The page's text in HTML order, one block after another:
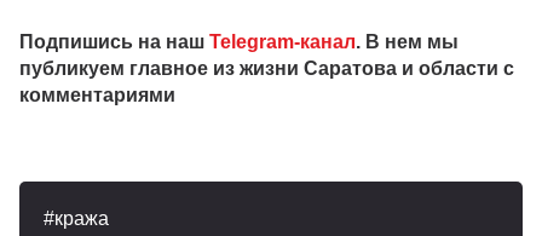
Подпишись на наш Telegram-канал. В нем мы
публикуем главное из жизни Саратова и области с
комментариями
кража